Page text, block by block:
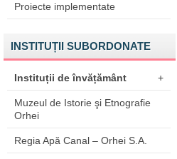
Proiecte implementate
INSTITUȚII SUBORDONATE
Instituții de învățământ +
Muzeul de Istorie şi Etnografie
Orhei
Regia Apă Canal – Orhei S.A.